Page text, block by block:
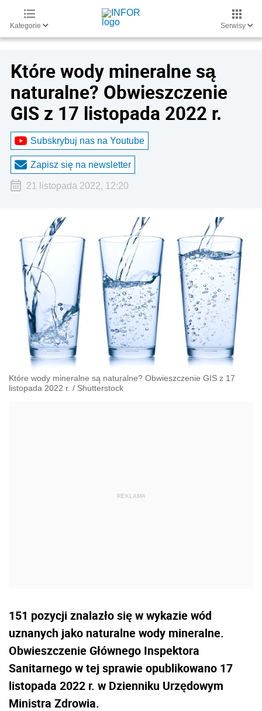
Kategorie Serwisy
Które wody mineralne są
naturalne? Obwieszczenie
GIS z 17 listopada 2022 r.
Subskrybuj nas na Youtube
Zapisz się na newsletter
21 listopada 2022, 12:20
Które wody mineralne są naturalne? Obwieszczenie GIS z 17
listopada 2022 r. / Shutterstock
151 pozycji znalazło się w wykazie wód
uznanych jako naturalne wody mineralne.
Obwieszczenie Głównego Inspektora
Sanitarnego w tej sprawie opublikowano 17
listopada 2022 r. w Dzienniku Urzędowym
Ministra Zdrowia.